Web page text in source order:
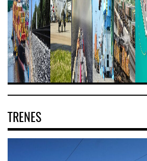
TRENES